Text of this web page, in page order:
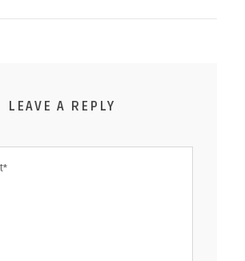
LEAVE A REPLY